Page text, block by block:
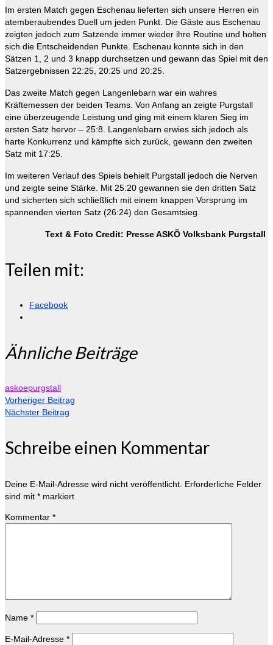
Im ersten Match gegen Eschenau lieferten sich unsere Herren ein
atemberaubendes Duell um jeden Punkt. Die Gäste aus Eschenau
zeigten jedoch zum Satzende immer wieder ihre Routine und holten
sich die Entscheidenden Punkte. Eschenau konnte sich in den
Sätzen 1, 2 und 3 knapp durchsetzen und gewann das Spiel mit den
Satzergebnissen 22:25, 20:25 und 20:25.
Das zweite Match gegen Langenlebarn war ein wahres
Kräftemessen der beiden Teams. Von Anfang an zeigte Purgstall
eine überzeugende Leistung und ging mit einem klaren Sieg im
ersten Satz hervor – 25:8. Langenlebarn erwies sich jedoch als
harte Konkurrenz und kämpfte sich zurück, gewann den zweiten
Satz mit 17:25.
Im weiteren Verlauf des Spiels behielt Purgstall jedoch die Nerven
und zeigte seine Stärke. Mit 25:20 gewannen sie den dritten Satz
und sicherten sich schließlich mit einem knappen Vorsprung im
spannenden vierten Satz (26:24) den Gesamtsieg.
Text & Foto Credit: Presse ASKÖ Volksbank Purgstall
Teilen mit:
Facebook
Ähnliche Beiträge
askoepurgstall
Vorheriger Beitrag
Nächster Beitrag
Schreibe einen Kommentar
Deine E-Mail-Adresse wird nicht veröffentlicht. Erforderliche Felder
sind mit * markiert
Kommentar *
Name *
E-Mail-Adresse *